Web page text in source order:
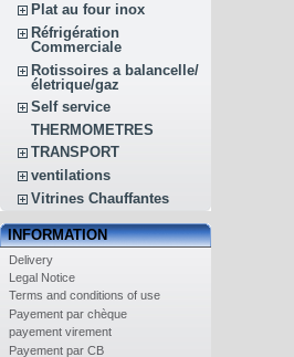
Plat au four inox
Réfrigération
Commerciale
Rotissoires a balancelle/
életrique/gaz
Self service
THERMOMETRES
TRANSPORT
ventilations
Vitrines Chauffantes
INFORMATION
Delivery
Legal Notice
Terms and conditions of use
Payement par chèque
payement virement
Payement par CB